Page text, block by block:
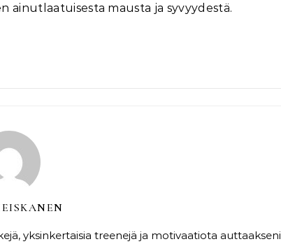
ainutlaatuisesta mausta ja syvyydestä.
yksinkertaisia ​​treenejä ja motivaatiota auttaakseni